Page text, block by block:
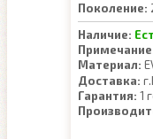
Поколение:
Наличие:
Материал:
Доставка:
Гарантия: 1